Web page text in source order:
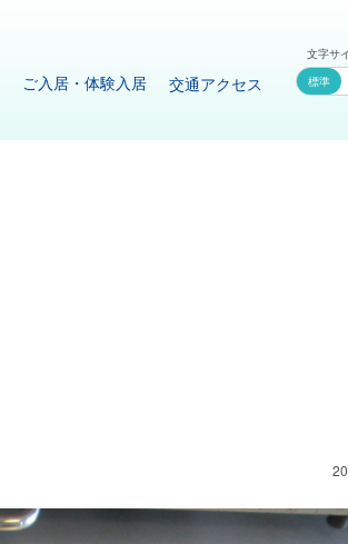
ご入居・体験入居 交通アクセス
文字サ